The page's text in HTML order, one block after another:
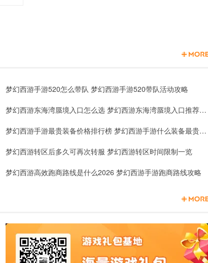
梦幻西游手游520怎么带队 梦幻西游手游520带队活动攻略
梦幻西游东海湾蜃境入口怎么选 梦幻西游东海湾蜃境入口推荐2026
梦幻西游手游最贵装备价格排行榜 梦幻西游手游什么装备最贵2026
梦幻西游转区后多久可再次转服 梦幻西游转区时间限制一览
梦幻西游高效跑商路线是什么2026 梦幻西游手游跑商路线攻略